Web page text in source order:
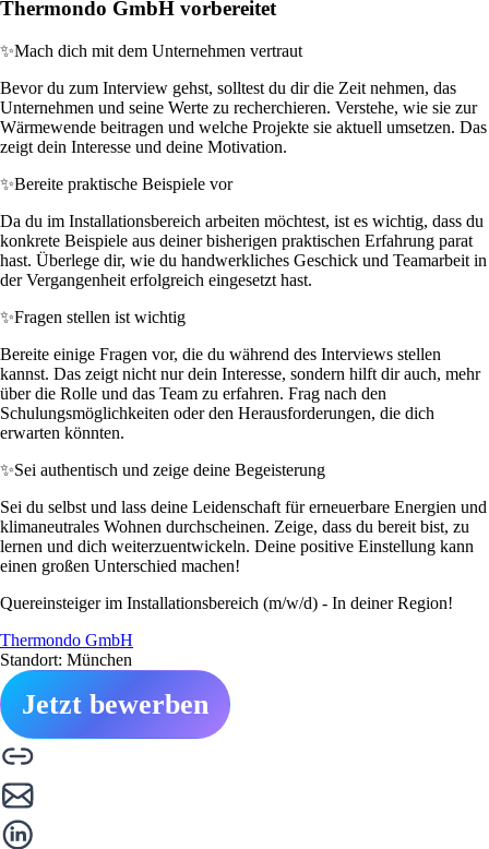
Thermondo GmbH vorbereitet
✨Mach dich mit dem Unternehmen vertraut
Bevor du zum Interview gehst, solltest du dir die Zeit nehmen, das
Unternehmen und seine Werte zu recherchieren. Verstehe, wie sie zur
Wärmewende beitragen und welche Projekte sie aktuell umsetzen. Das
zeigt dein Interesse und deine Motivation.
✨Bereite praktische Beispiele vor
Da du im Installationsbereich arbeiten möchtest, ist es wichtig, dass du
konkrete Beispiele aus deiner bisherigen praktischen Erfahrung parat
hast. Überlege dir, wie du handwerkliches Geschick und Teamarbeit in
der Vergangenheit erfolgreich eingesetzt hast.
✨Fragen stellen ist wichtig
Bereite einige Fragen vor, die du während des Interviews stellen
kannst. Das zeigt nicht nur dein Interesse, sondern hilft dir auch, mehr
über die Rolle und das Team zu erfahren. Frag nach den
Schulungsmöglichkeiten oder den Herausforderungen, die dich
erwarten könnten.
✨Sei authentisch und zeige deine Begeisterung
Sei du selbst und lass deine Leidenschaft für erneuerbare Energien und
klimaneutrales Wohnen durchscheinen. Zeige, dass du bereit bist, zu
lernen und dich weiterzuentwickeln. Deine positive Einstellung kann
einen großen Unterschied machen!
Quereinsteiger im Installationsbereich (m/w/d) - In deiner Region!
Thermondo GmbH
Standort: München
Jetzt bewerben